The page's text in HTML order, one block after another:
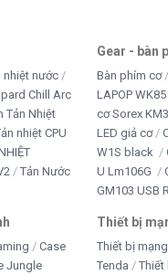
nhiệt nước
Chill Arc
Tản Nhiệt
nhiệt CPU
Tản Nước
Case
Jungle
Gear - bàn
Bàn phím cơ
LAPOP WK85
cơ Sorex
LED giả cơ
W1S black
U Lm106G
GM103 USB
Thiết bị
Thiết bị mạng
Tenda
Thiết